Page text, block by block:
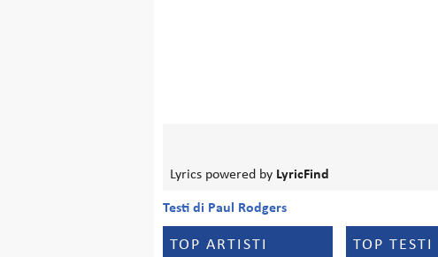
Lyrics powered by LyricFind
Testi di Paul Rodgers
TOP ARTISTI TOP TESTI